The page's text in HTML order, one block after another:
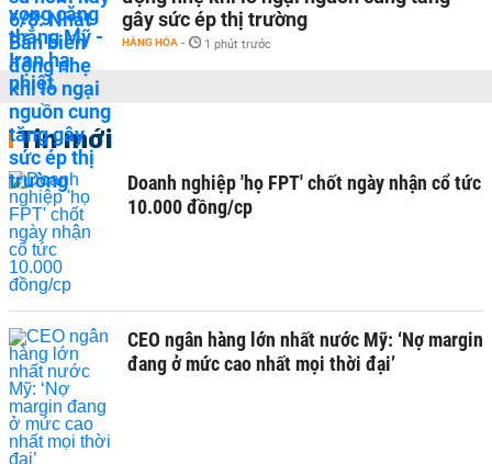
gây sức ép thị trường
HÀNG HÓA - 1 phút trước
Tin mới
Doanh nghiệp 'họ FPT' chốt ngày nhận cổ tức
10.000 đồng/cp
CEO ngân hàng lớn nhất nước Mỹ: ‘Nợ margin
đang ở mức cao nhất mọi thời đại’